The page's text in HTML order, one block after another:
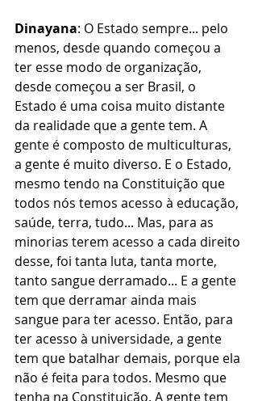
Dinayana: O Estado sempre... pelo
menos, desde quando começou a
ter esse modo de organização,
desde começou a ser Brasil, o
Estado é uma coisa muito distante
da realidade que a gente tem. A
gente é composto de multiculturas,
a gente é muito diverso. E o Estado,
mesmo tendo na Constituição que
todos nós temos acesso à educação,
saúde, terra, tudo... Mas, para as
minorias terem acesso a cada direito
desse, foi tanta luta, tanta morte,
tanto sangue derramado... E a gente
tem que derramar ainda mais
sangue para ter acesso. Então, para
ter acesso à universidade, a gente
tem que batalhar demais, porque ela
não é feita para todos. Mesmo que
tenha na Constituição. A gente tem